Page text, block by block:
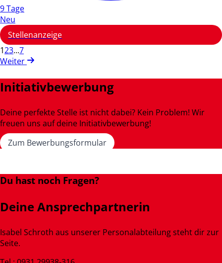
9 Tage
Neu
Stellenanzeige
123...7
Weiter
Initiativbewerbung
Deine perfekte Stelle ist nicht dabei? Kein Problem! Wir
freuen uns auf deine Initiativbewerbung!
Zum Bewerbungsformular
Du hast noch Fragen?
Deine Ansprechpartnerin
Isabel Schroth aus unserer Personalabteilung steht dir zur
Seite.